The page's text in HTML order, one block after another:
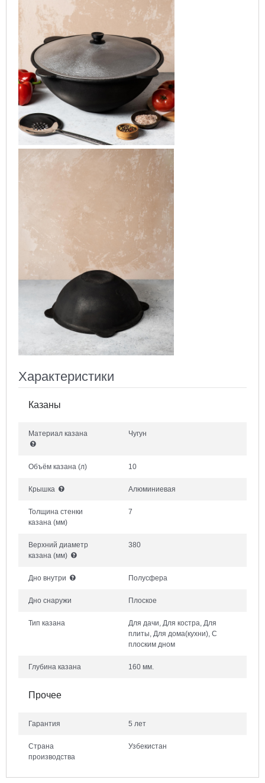
Характеристики
Казаны
Материал казана Чугун
Объём казана (л) 10
Крышка Алюминиевая
Толщина стенки
казана (мм)
7
Верхний диаметр
казана (мм)
380
Дно внутри Полусфера
Дно снаружи Плоское
Тип казана
Для дачи, Для костра, Для
плиты, Для дома(кухни), С
плоским дном
Глубина казана 160 мм.
Прочее
Гарантия 5 лет
Страна
производства
Узбекистан